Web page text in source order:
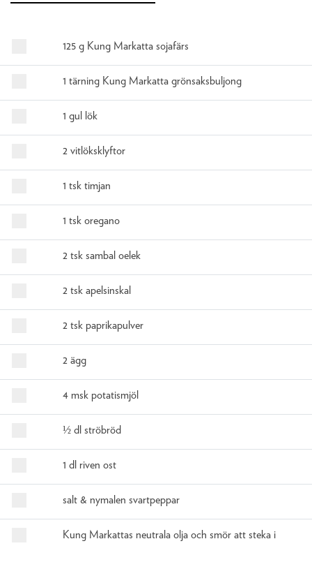
125 g Kung Markatta sojafärs
1 tärning Kung Markatta grönsaksbuljong
1 gul lök
2 vitlöksklyftor
1 tsk timjan
1 tsk oregano
2 tsk sambal oelek
2 tsk apelsinskal
2 tsk paprikapulver
2 ägg
4 msk potatismjöl
½ dl ströbröd
1 dl riven ost
salt & nymalen svartpeppar
Kung Markattas neutrala olja och smör att steka i